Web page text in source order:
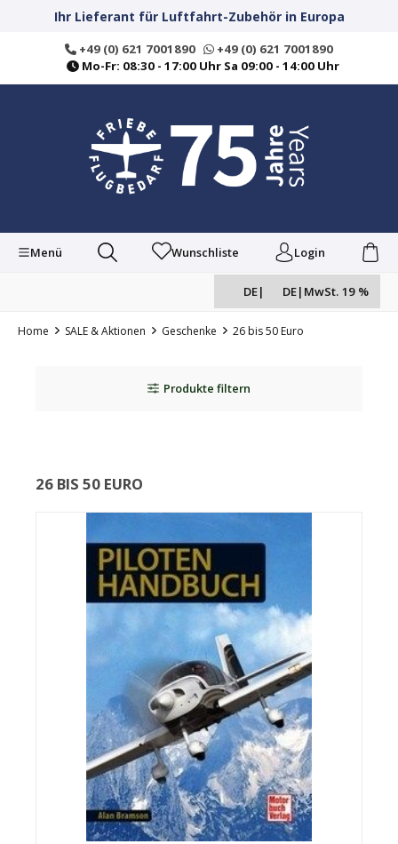
springenIhr Lieferant für Luftfahrt-Zubehör in Europa
+49 (0) 621 7001890
+49 (0) 621 7001890
Mo-Fr: 08:30 - 17:00 Uhr Sa 09:00 - 14:00 Uhr
Menü Wunschliste Login
DE| DE| MwSt. 19 %
Home SALE & Aktionen Geschenke 26 bis 50 Euro
Produkte filtern
26 BIS 50 EURO